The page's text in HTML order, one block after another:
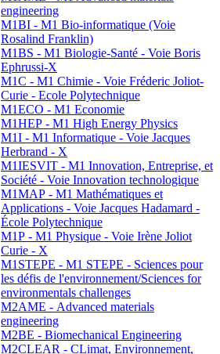
engineering
M1BI - M1 Bio-informatique (Voie
Rosalind Franklin)
M1BS - M1 Biologie-Santé - Voie Boris
Ephrussi-X
M1C - M1 Chimie - Voie Fréderic Joliot-
Curie - Ecole Polytechnique
M1ECO - M1 Economie
M1HEP - M1 High Energy Physics
M1I - M1 Informatique - Voie Jacques
Herbrand - X
M1IESVIT - M1 Innovation, Entreprise, et
Société - Voie Innovation technologique
M1MAP - M1 Mathématiques et
Applications - Voie Jacques Hadamard -
École Polytechnique
M1P - M1 Physique - Voie Irène Joliot
Curie - X
M1STEPE - M1 STEPE - Sciences pour
les défis de l'environnement/Sciences for
environmentals challenges
M2AME - Advanced materials
engineering
M2BE - Biomechanical Engineering
M2CLEAR - CLimat, Environnement,